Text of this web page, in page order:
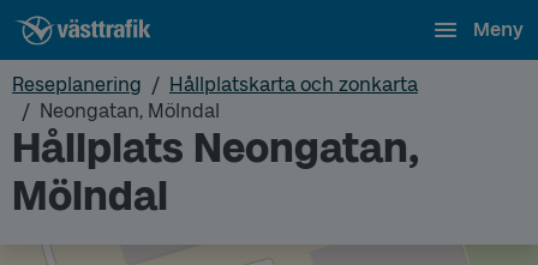
Meny
Reseplanering
Hållplatskarta och zonkarta
Neongatan, Mölndal
Hållplats Neongatan,
Mölndal